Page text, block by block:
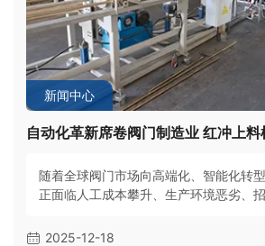
新闻中心
自动化革新席卷阀门制造业 红冲上
随着全球阀门市场向高端化、智能化转
正面临人工成本攀升、生产环境恶劣、
效、安全、环保的核心优势，成为企业
2025-12-18